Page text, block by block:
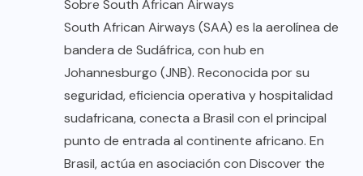
Sobre South African Airways
South African Airways (SAA) es la aerolínea de
bandera de Sudáfrica, con hub en
Johannesburgo (JNB). Reconocida por su
seguridad, eficiencia operativa y hospitalidad
sudafricana, conecta a Brasil con el principal
punto de entrada al continente africano. En
Brasil, actúa en asociación con Discover the